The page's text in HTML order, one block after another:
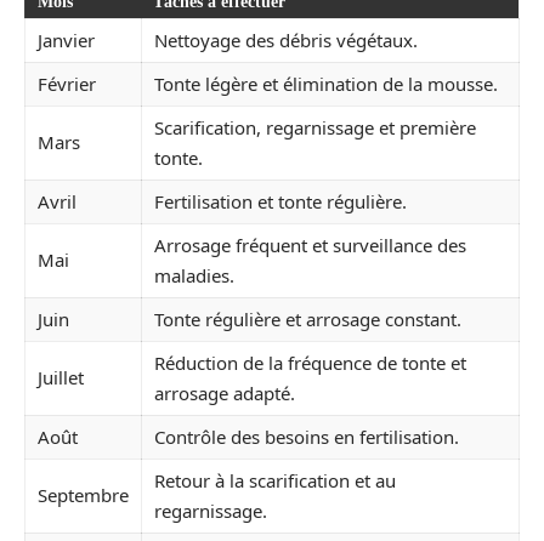
Janvier
Nettoyage des débris végétaux.
Février
Tonte légère et élimination de la mousse.
Mars
Scarification, regarnissage et première
tonte.
Avril
Fertilisation et tonte régulière.
Mai
Arrosage fréquent et surveillance des
maladies.
Juin
Tonte régulière et arrosage constant.
Juillet
Réduction de la fréquence de tonte et
arrosage adapté.
Août
Contrôle des besoins en fertilisation.
Septembre
Retour à la scarification et au
regarnissage.